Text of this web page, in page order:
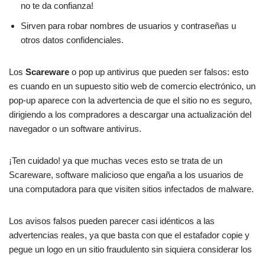
no te da confianza!
Sirven para robar nombres de usuarios y contraseñas u
otros datos confidenciales.
Los Scareware o pop up antivirus que pueden ser falsos: esto
es cuando en un supuesto sitio web de comercio electrónico, un
pop-up aparece con la advertencia de que el sitio no es seguro,
dirigiendo a los compradores a descargar una actualización del
navegador o un software antivirus.
¡Ten cuidado! ya que muchas veces esto se trata de un
Scareware, software malicioso que engaña a los usuarios de
una computadora para que visiten sitios infectados de malware.
Los avisos falsos pueden parecer casi idénticos a las
advertencias reales, ya que basta con que el estafador copie y
pegue un logo en un sitio fraudulento sin siquiera considerar los